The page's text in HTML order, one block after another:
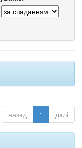
назад 1 далі